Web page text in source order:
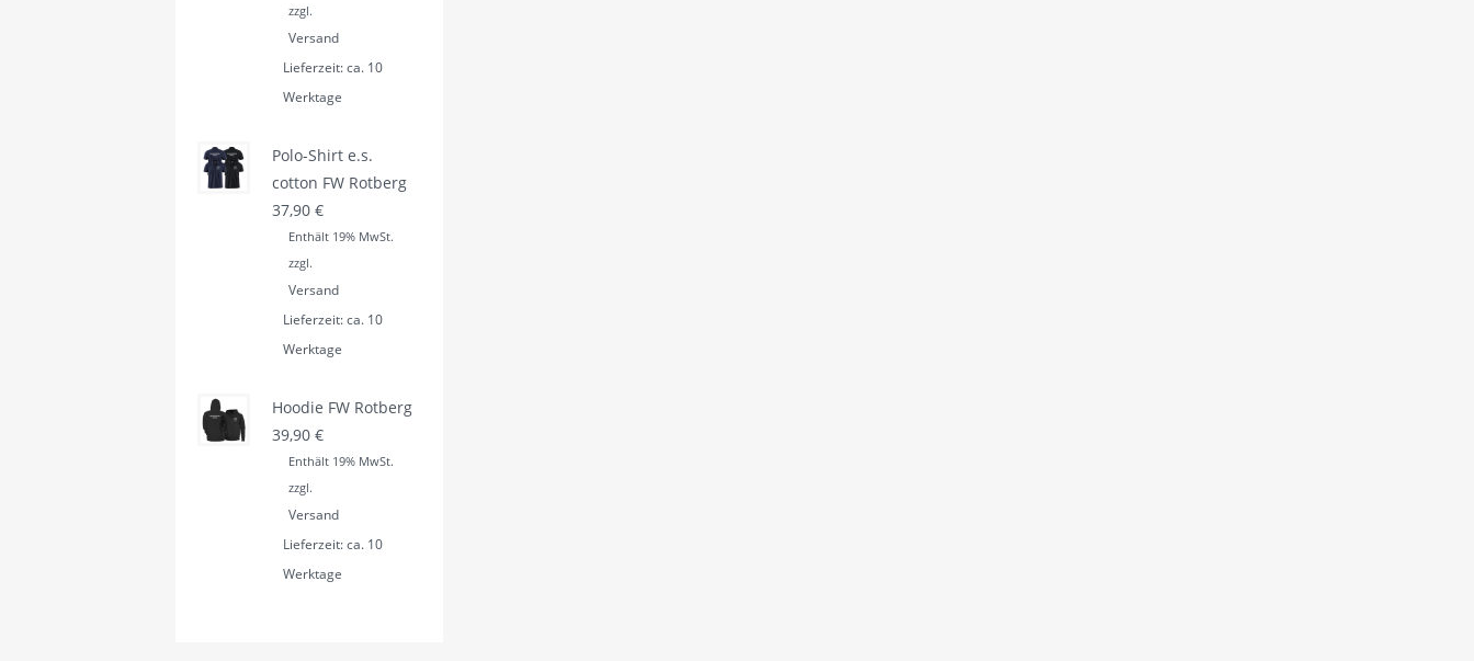
zzgl.
Versand
Lieferzeit: ca. 10
Werktage
Polo-Shirt e.s.
cotton FW Rotberg
37,90 €
Enthält 19% MwSt.
zzgl.
Versand
Lieferzeit: ca. 10
Werktage
Hoodie FW Rotberg
39,90 €
Enthält 19% MwSt.
zzgl.
Versand
Lieferzeit: ca. 10
Werktage